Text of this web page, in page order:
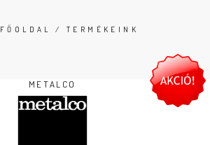
FŐOLDAL / TERMÉKEINK
METALCO